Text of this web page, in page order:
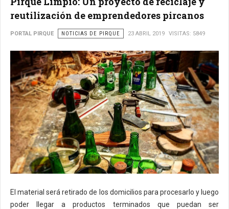
reutilización de emprendedores pircanos
PORTAL PIRQUE NOTICIAS DE PIRQUE 23 ABRIL 2019 VISITAS: 5849
El material será retirado de los domicilios para procesarlo y luego
poder llegar a productos terminados que puedan ser